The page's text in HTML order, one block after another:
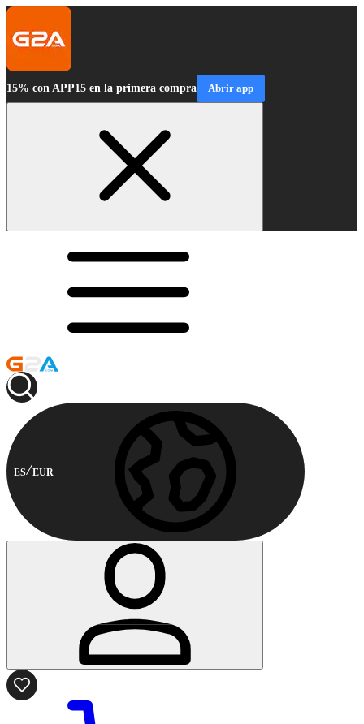
15% con APP15 en la primera compra Abrir app
ES EUR